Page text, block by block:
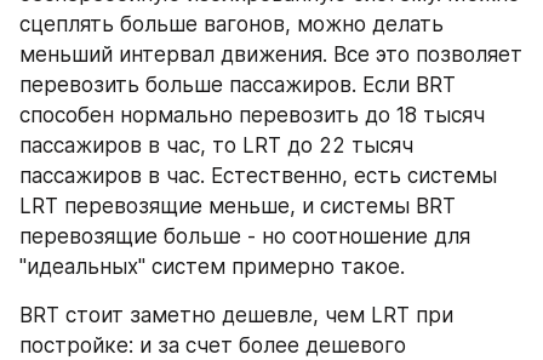
сцеплять больше вагонов, можно делать
меньший интервал движения. Все это позволяет
перевозить больше пассажиров. Если BRT
способен нормально перевозить до 18 тысяч
пассажиров в час, то LRT до 22 тысяч
пассажиров в час. Естественно, есть системы
LRT перевозящие меньше, и системы BRT
перевозящие больше - но соотношение для
"идеальных" систем примерно такое.
BRT стоит заметно дешевле, чем LRT при
постройке: и за счет более дешевого